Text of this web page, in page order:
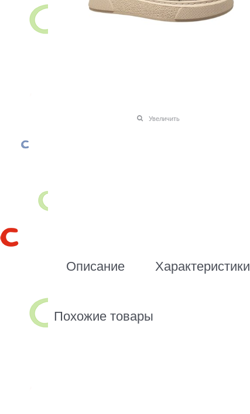
Увеличить
Описание Характеристики
Похожие товары